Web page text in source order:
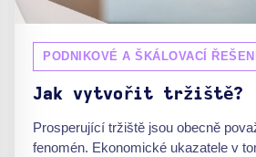
PODNIKOVÉ A ŠKÁLOVACÍ
Jak vytvořit tržiště?
Prosperující tržiště jsou obecně
fenomén. Ekonomické ukazatele v